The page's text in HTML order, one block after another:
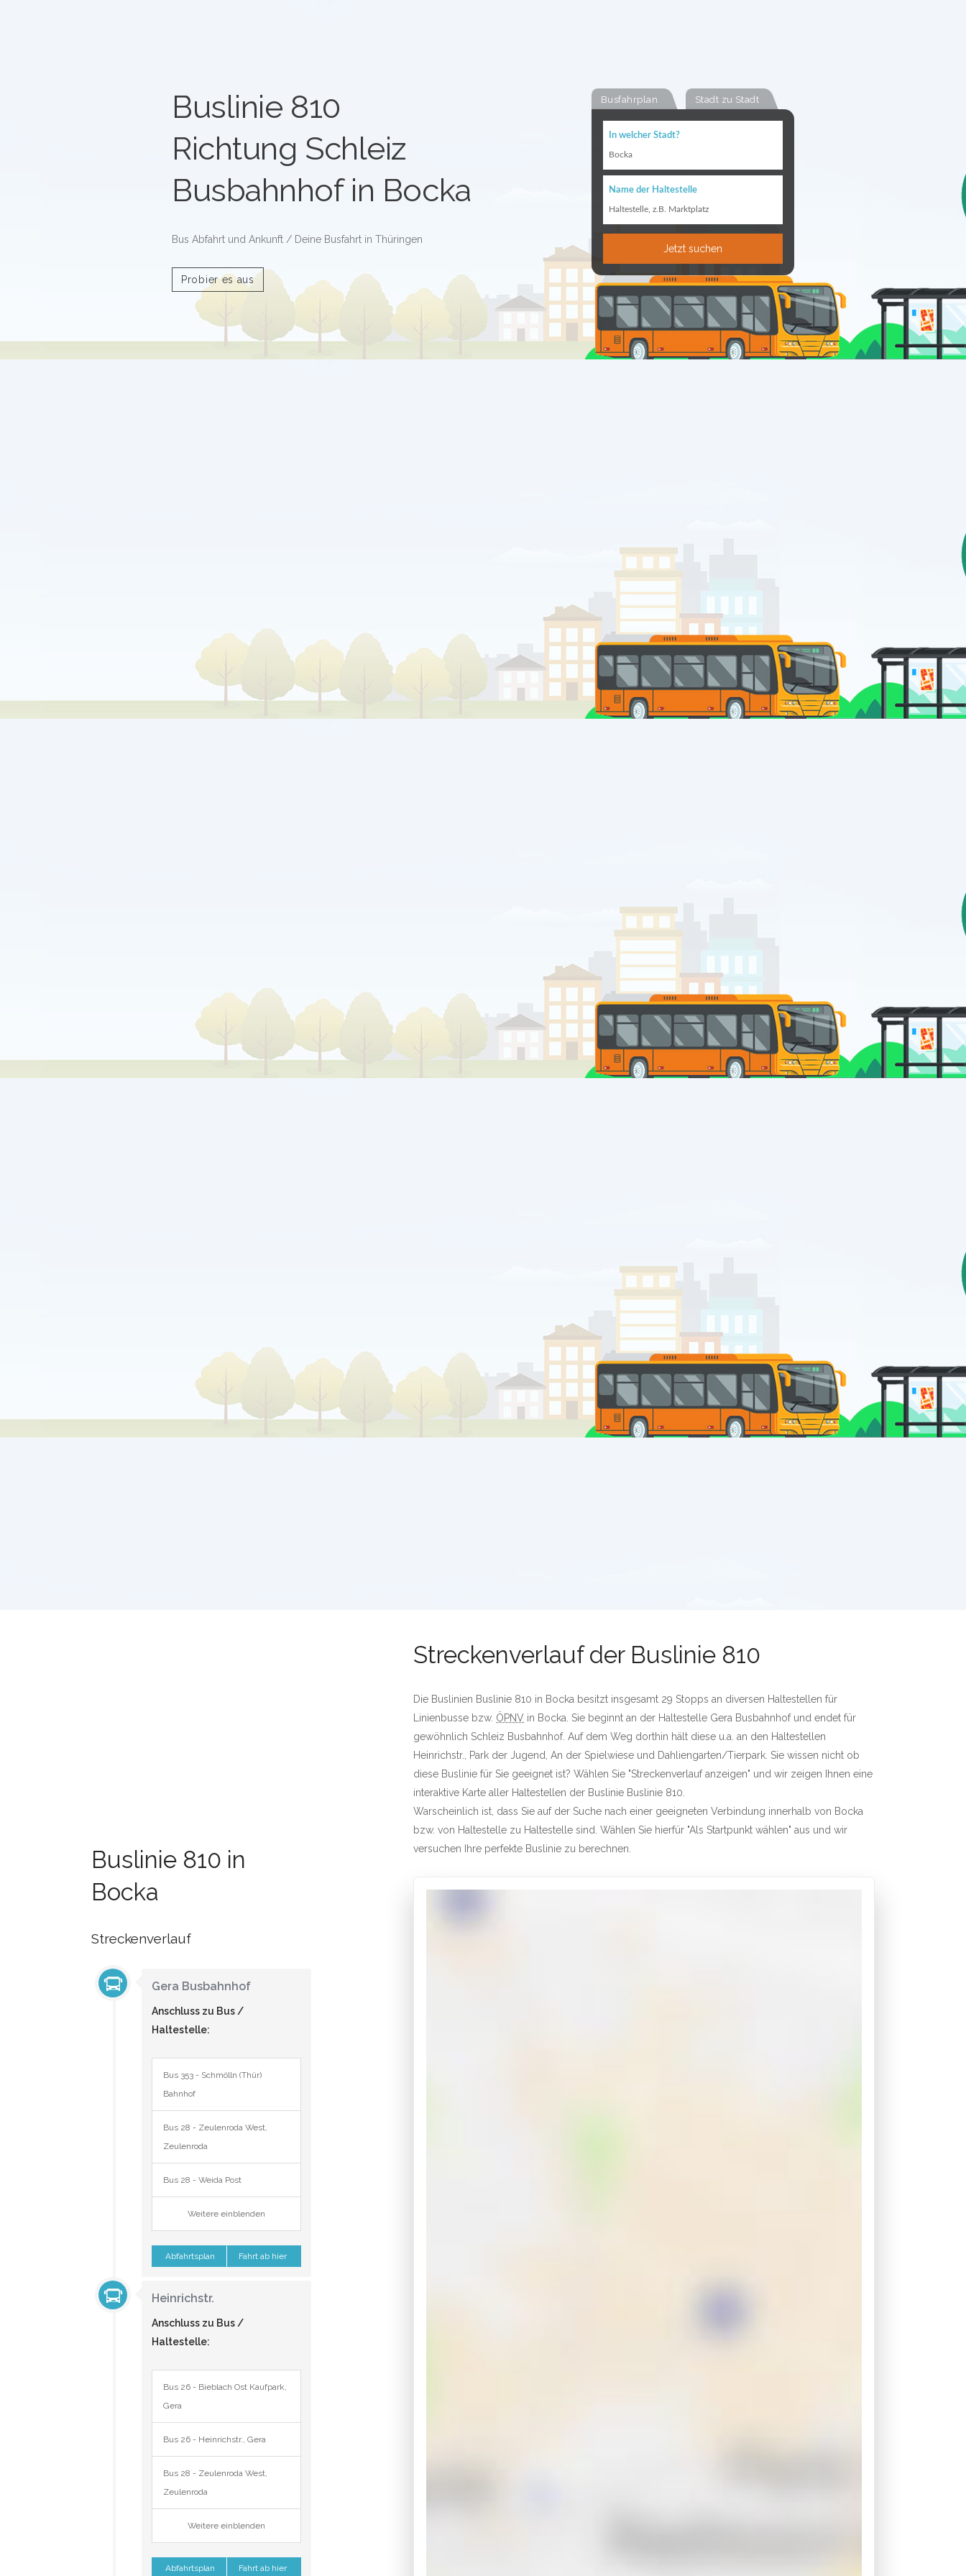
Busfahrplan Stadt zu Stadt
In welcher Stadt?
Bocka
Name der Haltestelle
Haltestelle, z.B. Marktplatz
Jetzt suchen
Buslinie 810
Richtung Schleiz
Busbahnhof in Bocka
Bus Abfahrt und Ankunft / Deine Busfahrt in Thüringen
Probier es aus
Buslinie 810 in
Bocka
Streckenverlauf
Gera Busbahnhof
Anschluss zu Bus /
Haltestelle:
Bus 353 - Schmölln (Thür)
Bahnhof
Bus 28 - Zeulenroda West,
Zeulenroda
Bus 28 - Weida Post
Weitere einblenden
Abfahrtsplan Fahrt ab hier
Heinrichstr.
Anschluss zu Bus /
Haltestelle:
Bus 26 - Bieblach Ost Kaufpark,
Gera
Bus 26 - Heinrichstr., Gera
Bus 28 - Zeulenroda West,
Zeulenroda
Weitere einblenden
Abfahrtsplan Fahrt ab hier
Streckenverlauf der Buslinie 810
Die Buslinien Buslinie 810 in Bocka besitzt insgesamt 29 Stopps an diversen Haltestellen für
Linienbusse bzw. ÖPNV in Bocka. Sie beginnt an der Haltestelle Gera Busbahnhof und endet für
gewöhnlich Schleiz Busbahnhof. Auf dem Weg dorthin hält diese u.a. an den Haltestellen
Heinrichstr., Park der Jugend, An der Spielwiese und Dahliengarten/Tierpark. Sie wissen nicht ob
diese Buslinie für Sie geeignet ist? Wählen Sie "Streckenverlauf anzeigen" und wir zeigen Ihnen eine
interaktive Karte aller Haltestellen der Buslinie Buslinie 810.
Warscheinlich ist, dass Sie auf der Suche nach einer geeigneten Verbindung innerhalb von Bocka
bzw. von Haltestelle zu Haltestelle sind. Wählen Sie hierfür "Als Startpunkt wählen" aus und wir
versuchen Ihre perfekte Buslinie zu berechnen.